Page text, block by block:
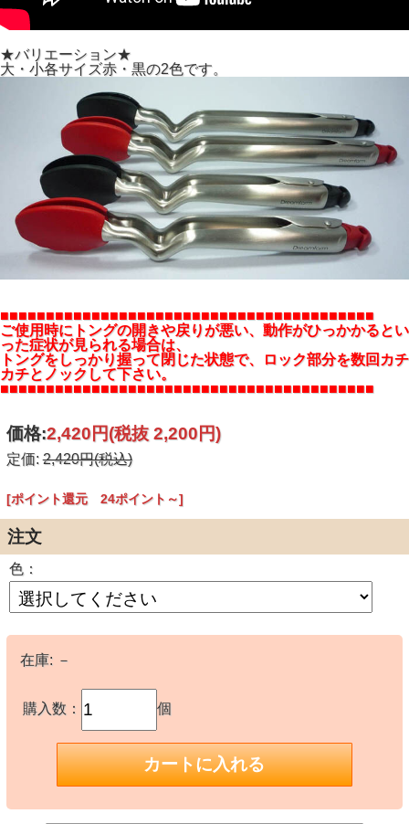
★バリエーション★
大・小各サイズ赤・黒の2色です。
■■■■■■■■■■■■■■■■■■■■■■■■■■■■■■■■■■■■■■■■■
ご使用時にトングの開きや戻りが悪い、動作がひっかかるとい
った症状が見られる場合は、
トングをしっかり握って閉じた状態で、ロック部分を数回カチ
カチとノックして下さい。
■■■■■■■■■■■■■■■■■■■■■■■■■■■■■■■■■■■■■■■■■
価格:2,420円(税抜 2,200円)
定価:2,420円(税込)
[ポイント還元 24ポイント～]
注文
色：
在庫: －
購入数： 個